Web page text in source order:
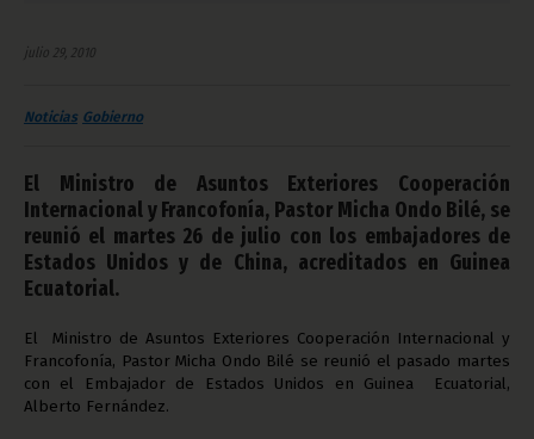
julio 29, 2010
Noticias Gobierno
El Ministro de Asuntos Exteriores Cooperación
Internacional y Francofonía, Pastor Micha Ondo Bilé, se
reunió el martes 26 de julio con los embajadores de
Estados Unidos y de China, acreditados en Guinea
Ecuatorial.
El Ministro de Asuntos Exteriores Cooperación Internacional y
Francofonía, Pastor Micha Ondo Bilé se reunió el pasado martes
con el Embajador de Estados Unidos en Guinea Ecuatorial,
Alberto Fernández.